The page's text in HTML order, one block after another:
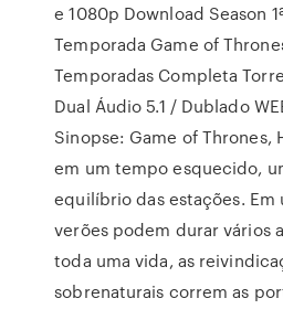
e 1080p Download Season
Temporada Game of
Temporadas Completa
Dual Áudio 5.1 / Dublado
Sinopse: Game of Thrones,
em um tempo esquecido,
equilíbrio das estações. Em
verões podem durar vários
toda uma vida, as
sobrenaturais correm as